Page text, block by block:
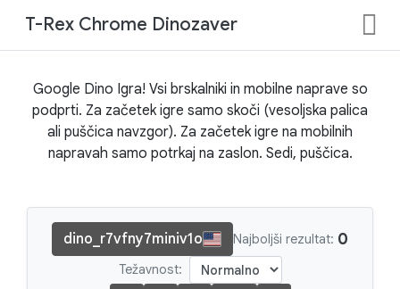
T-Rex Chrome Dinozaver
Google Dino Igra! Vsi brskalniki in mobilne naprave so
podprti. Za začetek igre samo skoči (vesoljska palica
ali puščica navzgor). Za začetek igre na mobilnih
napravah samo potrkaj na zaslon. Sedi, puščica.
dino_r7vfny7miniv1o Najboljši rezultat: 0
Težavnost: